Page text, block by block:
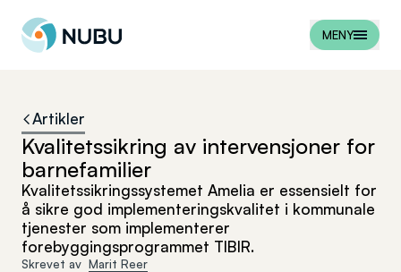
Til forsiden
MENY
Artikler
Kvalitetssikring av intervensjoner for
barnefamilier
Kvalitetssikringssystemet Amelia er essensielt for
å sikre god implementeringskvalitet i kommunale
tjenester som implementerer
forebyggingsprogrammet TIBIR.
Skrevet av Marit Reer